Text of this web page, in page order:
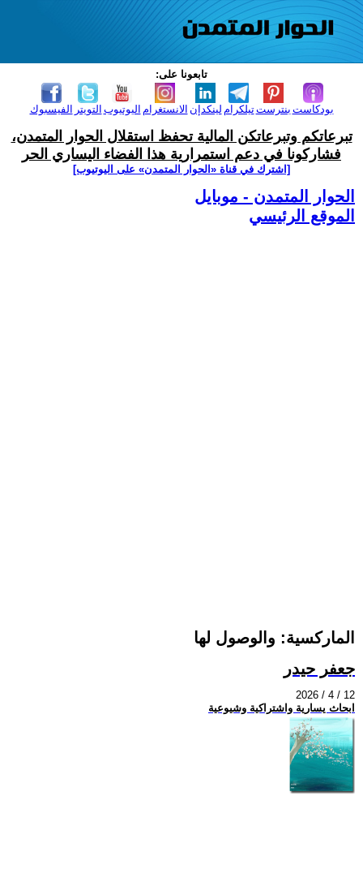
تابعونا على:
الفيسبوك التويتر اليوتيوب الانستغرام لينكدإن تيلكرامبنترست بودكاست
تبرعاتكم وتبرعاتكن المالية تحفظ استقلال الحوار المتمدن،
فشاركونا في دعم استمرارية هذا الفضاء اليساري الحر
[اشترك في قناة ‫«الحوار المتمدن» على اليوتيوب]
الحوار المتمدن - موبايل
الموقع الرئيسي
الماركسية: والوصول لها
جعفر حيدر
2026 / 4 / 12
ابحاث يسارية واشتراكية وشيوعية